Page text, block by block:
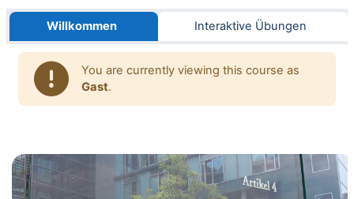
Section outline
Willkommen Interaktive Übungen
You are currently viewing this course as
Gast.